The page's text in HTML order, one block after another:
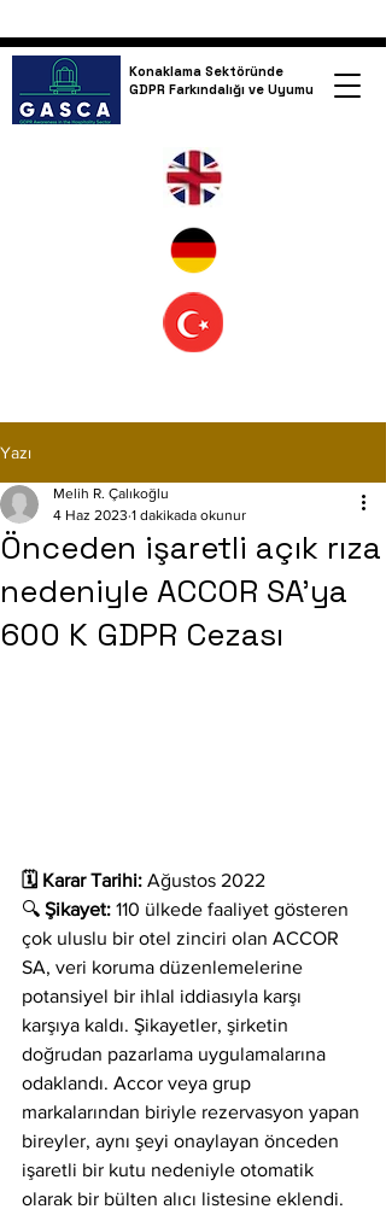
Konaklama Sektöründe
GDPR Farkındalığı ve Uyumu
Yazı
Önceden işaretli açık rıza
nedeniyle ACCOR SA'ya
600 K GDPR Cezası
Melih R. Çalıkoğlu
4 Haz 2023 1 dakikada okunur
🗓️ Karar Tarihi: Ağustos 2022
🔍 Şikayet: 110 ülkede faaliyet gösteren
çok uluslu bir otel zinciri olan ACCOR
SA, veri koruma düzenlemelerine
potansiyel bir ihlal iddiasıyla karşı
karşıya kaldı. Şikayetler, şirketin
doğrudan pazarlama uygulamalarına
odaklandı. Accor veya grup
markalarından biriyle rezervasyon yapan
bireyler, aynı şeyi onaylayan önceden
işaretli bir kutu nedeniyle otomatik
olarak bir bülten alıcı listesine eklendi.